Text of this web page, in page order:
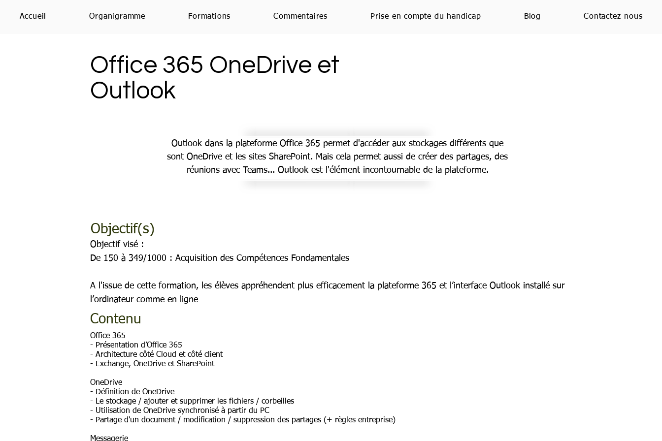
Accueil Organigramme Formations Commentaires Prise en compte du handicap Blog Contactez-nous
Office 365 OneDrive et
Outlook
Outlook dans la plateforme Office 365 permet d'accéder aux stockages différents que
sont OneDrive et les sites SharePoint. Mais cela permet aussi de créer des partages, des
réunions avec Teams... Outlook est l'élément incontournable de la plateforme.
Objectif(s)
Objectif visé :
De 150 à 349/1000 : Acquisition des Compétences Fondamentales
A l'issue de cette formation, les élèves appréhendent plus efficacement la plateforme 365 et l’interface Outlook installé sur
l’ordinateur comme en ligne
Contenu
Office 365
- Présentation d’Office 365
- Architecture côté Cloud et côté client
- Exchange, OneDrive et SharePoint
OneDrive
- Définition de OneDrive
- Le stockage / ajouter et supprimer les fichiers / corbeilles
- Utilisation de OneDrive synchronisé à partir du PC
- Partage d'un document / modification / suppression des partages (+ règles entreprise)
Messagerie